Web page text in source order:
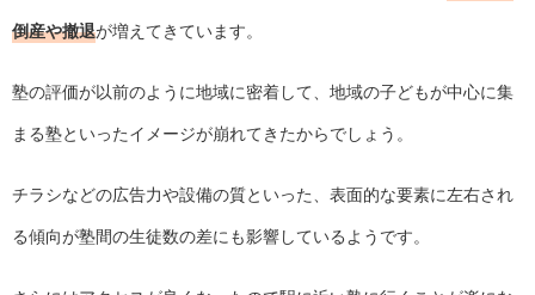
倒産や撤退が増えてきています。
塾の評価が以前のように地域に密着して、地域の子どもが中心に集
まる塾といったイメージが崩れてきたからでしょう。
チラシなどの広告力や設備の質といった、表面的な要素に左右され
る傾向が塾間の生徒数の差にも影響しているようです。